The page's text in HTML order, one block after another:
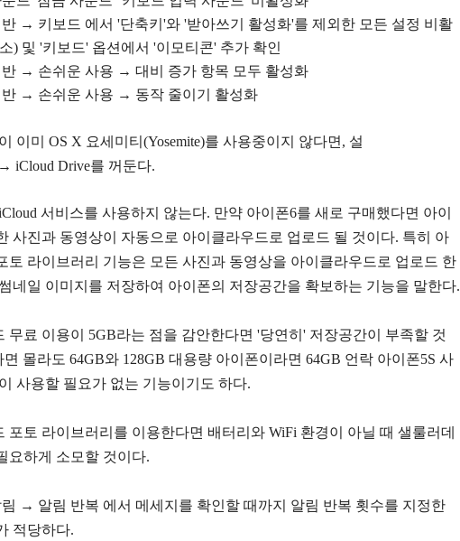
→ 키보드 에서 '단축키'와 '받아쓰기 활성화'를 제외한 모든 설정 비활
) 및 '키보 드' 옵션에서 '이모티콘' 추가 확인
→ 손쉬운 사용 → 대비 증가 항목 모두 활성화
→ 손쉬운 사용 → 동작 줄이기 활성화
이미 OS X 요세미티(Yosemite)를 사용중이지 않다면, 설
→ iCloud Drive를 꺼둔다.
서비스를 사용하지 않는다. 만약 아이폰6를 새로 구매했다면 아이
사진과 동영상이 자동으로 아이클라우드로 업로드 될 것이다. 특히 아
토 라이브러리 기능은 모든 사진과 동영상을 아이클라우드로 업로드 한
네일 이미지를 저장하여 아이폰의 저장공간을 확보하는 기능을 말한다.
무료 이용이 5GB라는 점을 감안한다면 '당연히' 저장공간이 부족할 것
면 몰라도 64GB와 128GB 대용량 아이폰이라면 64GB 언락 아이폰5S 사
사용할 필요가 없는 기능이기도 하다.
포토 라이브러리를 이용한다면 배터리와 WiFi 환경이 아닐 때 샐룰러데
요하게 소모할 것이다.
→ 알림 반복 에서 메세지를 확인할 때까지 알림 반복 횟수를 지정한
적당하다.